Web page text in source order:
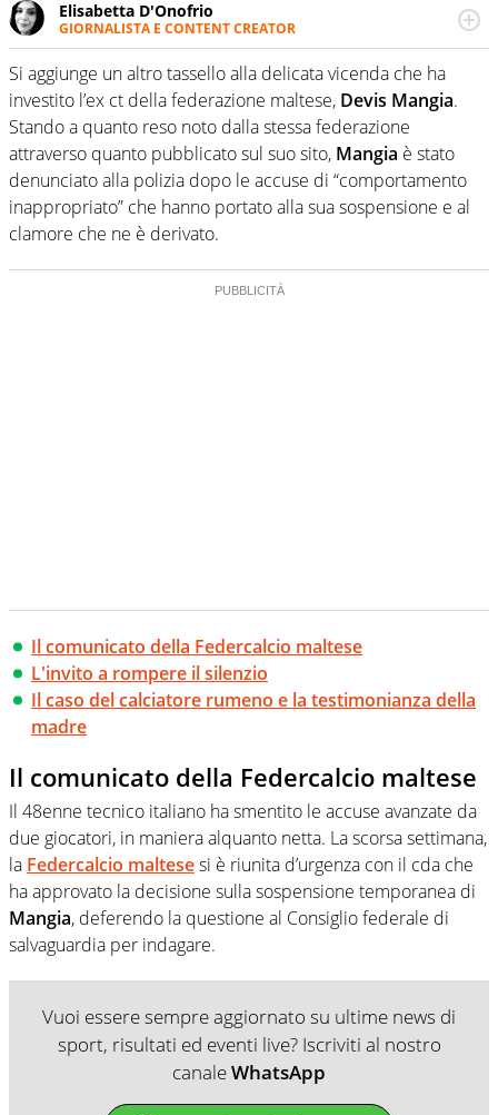
Elisabetta D'Onofrio
GIORNALISTA E CONTENT CREATOR
Giornalista professionista dal 2007, scrive per curiosità
personale e necessità: soprattutto di calcio, di sport e dei
suoi protagonisti, concedendosi innocenti evasioni
nell'ambito della creazione di format. Un tempo ala
destra, oggi si sente a suo agio nel ruolo di libero. Cura
una classifica riservata dei migliori 5 calciatori di sempre.
Si aggiunge un altro tassello alla delicata vicenda che ha
investito l’ex ct della federazione maltese, Devis Mangia.
Stando a quanto reso noto dalla stessa federazione
attraverso quanto pubblicato sul suo sito, Mangia è stato
denunciato alla polizia dopo le accuse di “comportamento
inappropriato” che hanno portato alla sua sospensione e al
clamore che ne è derivato.
Il comunicato della Federcalcio maltese
L'invito a rompere il silenzio
Il caso del calciatore rumeno e la testimonianza della
madre
Il comunicato della Federcalcio maltese
Il 48enne tecnico italiano ha smentito le accuse avanzate da
due giocatori, in maniera alquanto netta. La scorsa settimana,
la Federcalcio maltesesi è riunita d’urgenza con il cda che
ha approvato la decisione sulla sospensione temporanea di
Mangia, deferendo la questione al Consiglio federale di
salvaguardia per indagare.
Vuoi essere sempre aggiornato su ultime news di
sport, risultati ed eventi live? Iscriviti al nostro
canaleWhatsApp